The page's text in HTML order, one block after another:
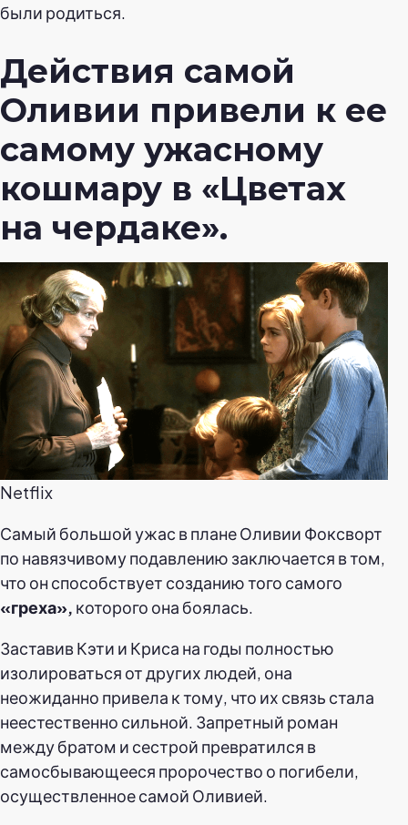
были родиться.
Действия самой
Оливии привели к ее
самому ужасному
кошмару в «Цветах
на чердаке».
Netflix
Самый большой ужас в плане Оливии Фоксворт
по навязчивому подавлению заключается в том,
что он способствует созданию того самого
«греха», которого она боялась.
Заставив Кэти и Криса на годы полностью
изолироваться от других людей, она
неожиданно привела к тому, что их связь стала
неестественно сильной. Запретный роман
между братом и сестрой превратился в
самосбывающееся пророчество о погибели,
осуществленное самой Оливией.